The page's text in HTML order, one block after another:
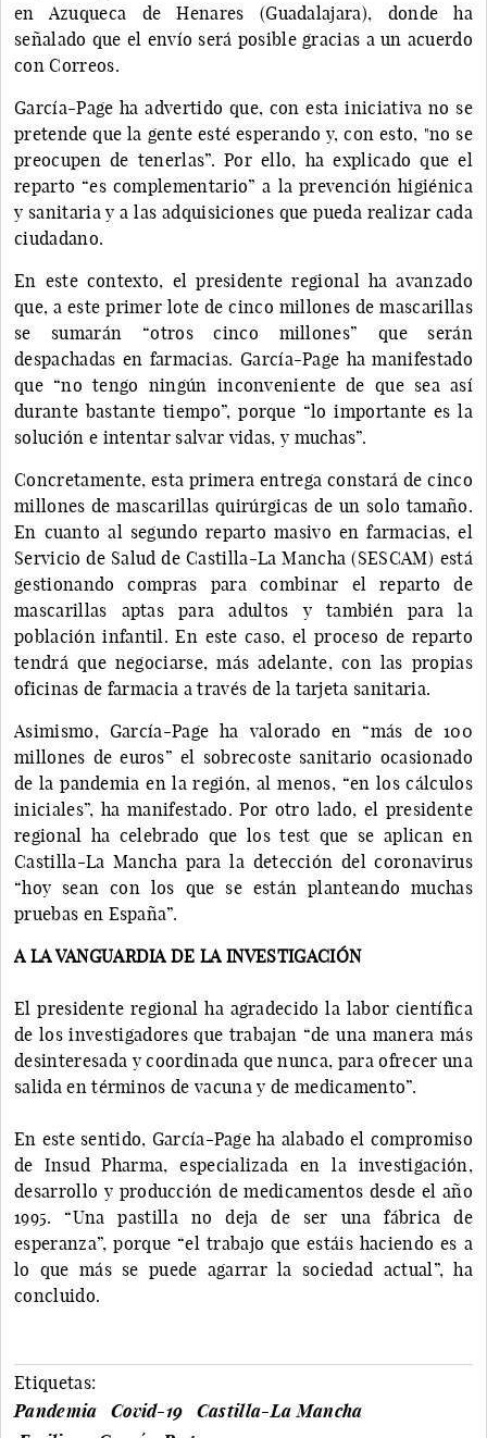
en Azuqueca de Henares (Guadalajara), donde ha
señalado que el envío será posible gracias a un acuerdo
con Correos.
García-Page ha advertido que, con esta iniciativa no se
pretende que la gente esté esperando y, con esto, "no se
preocupen de tenerlas”. Por ello, ha explicado que el
reparto “es complementario” a la prevención higiénica
y sanitaria y a las adquisiciones que pueda realizar cada
ciudadano.
En este contexto, el presidente regional ha avanzado
que, a este primer lote de cinco millones de mascarillas
se sumarán “otros cinco millones” que serán
despachadas en farmacias. García-Page ha manifestado
que “no tengo ningún inconveniente de que sea así
durante bastante tiempo”, porque “lo importante es la
solución e intentar salvar vidas, y muchas”.
Concretamente, esta primera entrega constará de cinco
millones de mascarillas quirúrgicas de un solo tamaño.
En cuanto al segundo reparto masivo en farmacias, el
Servicio de Salud de Castilla-La Mancha (SESCAM) está
gestionando compras para combinar el reparto de
mascarillas aptas para adultos y también para la
población infantil. En este caso, el proceso de reparto
tendrá que negociarse, más adelante, con las propias
oficinas de farmacia a través de la tarjeta sanitaria.
Asimismo, García-Page ha valorado en “más de 100
millones de euros” el sobrecoste sanitario ocasionado
de la pandemia en la región, al menos, “en los cálculos
iniciales”, ha manifestado. Por otro lado, el presidente
regional ha celebrado que los test que se aplican en
Castilla-La Mancha para la detección del coronavirus
“hoy sean con los que se están planteando muchas
pruebas en España”.
A LA VANGUARDIA DE LA INVESTIGACIÓN
El presidente regional ha agradecido la labor científica
de los investigadores que trabajan “de una manera más
desinteresada y coordinada que nunca, para ofrecer una
salida en términos de vacuna y de medicamento”.
En este sentido, García-Page ha alabado el compromiso
de Insud Pharma, especializada en la investigación,
desarrollo y producción de medicamentos desde el año
1995. “Una pastilla no deja de ser una fábrica de
esperanza”, porque “el trabajo que estáis haciendo es a
lo que más se puede agarrar la sociedad actual”, ha
concluido.
Etiquetas:
Pandemia
Covid-19
Castilla-La Mancha